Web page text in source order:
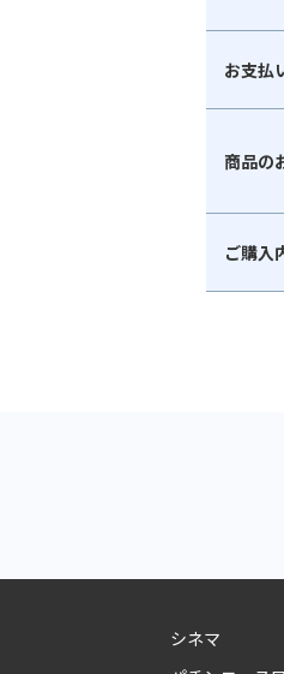
お支払
商品の
ご購入
シネマ